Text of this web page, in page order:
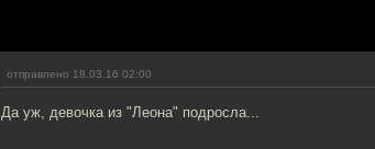
отправлено 18.03.16 02:00
Да уж, девочка из "Леона" подросла...